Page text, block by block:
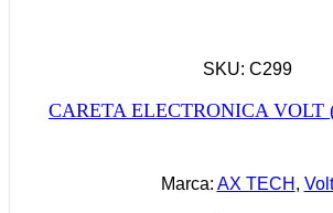
SKU: C299
CARETA ELECTRONICA VOLT
Marca: AX TECH , Volt